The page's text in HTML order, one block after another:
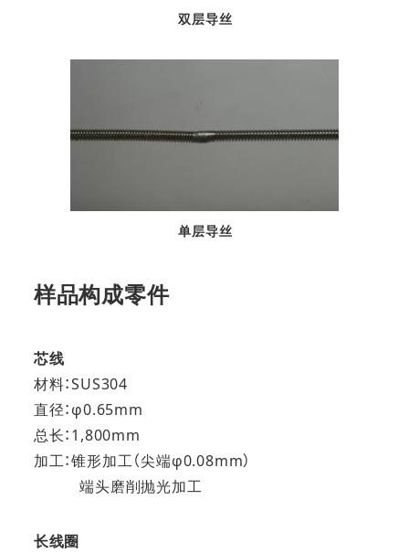
双层导丝
单层导丝
样品构成零件
芯线
材料：SUS304
直径：φ0.65mm
总长：1,800mm
加工：锥形加工（尖端φ0.08mm）
端头磨削抛光加工
长线圈